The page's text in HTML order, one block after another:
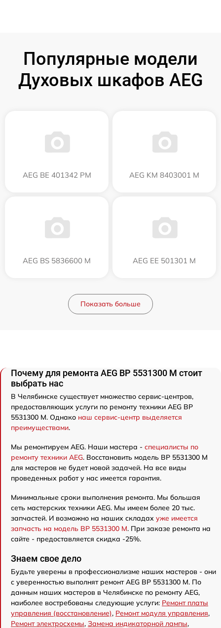
Популярные модели
Духовых шкафов AEG
AEG BE 401342 PM AEG KM 8403001 M
AEG BS 5836600 M AEG EE 501301 M
Показать больше
Почему для ремонта AEG BP 5531300 M стоит
выбрать нас
В Челябинске существует множество сервис-центров,
предоставляющих услуги по ремонту техники AEG BP
5531300 M. Однако наш сервис-центр выделяется
преимуществами.
Мы ремонтируем AEG. Наши мастера - специалисты по
ремонту техники AEG. Восстановить модель BP 5531300 M
для мастеров не будет новой задачей. На все виды
проведенных работ у нас имеется гарантия.
Минимальные сроки выполнения ремонта. Мы большая
сеть мастерских техники AEG. Мы имеем более 20 тыс.
запчастей. И возможно на наших складах уже имеется
запчасть на модель BP 5531300 M. При заказе ремонта на
сайте - предоставляется скидка -25%.
Знаем свое дело
Будьте уверены в профессионализме наших мастеров - они
с уверенностью выполнят ремонт AEG BP 5531300 M. По
данным наших мастеров в Челябинске по ремонту AEG,
наиболее востребованы следующие услуги: Ремонт платы
управления (восстановление), Ремонт модуля управления,
Ремонт электросхемы, Замена индикаторной лампы,